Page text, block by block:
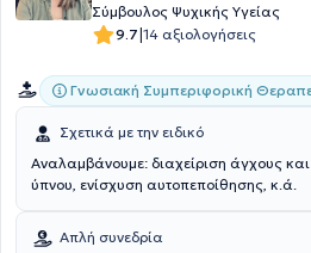
Σύμβουλος Ψυχικής Υγείας
9.7|14 αξιολογήσεις
Γνωσιακή Συμπεριφορική
Σχετικά με την ειδικό
Αναλαμβάνουμε: διαχείριση άγχους
ύπνου, ενίσχυση αυτοπεποίθησης, κ.ά.
Απλή συνεδρία